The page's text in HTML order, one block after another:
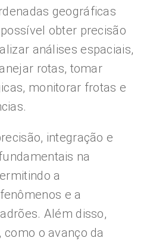
geográficas
obter precisão
análises espaciais,
rotas, tomar
monitorar frotas e
integração e
na
a
e a
Além disso,
o avanço da